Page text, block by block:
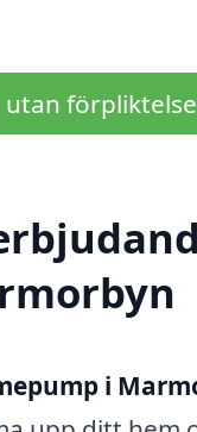
utan
i